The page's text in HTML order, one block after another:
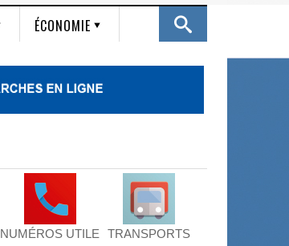
ÉCONOMIE
NUMÉROS UTILE TRANSPORTS